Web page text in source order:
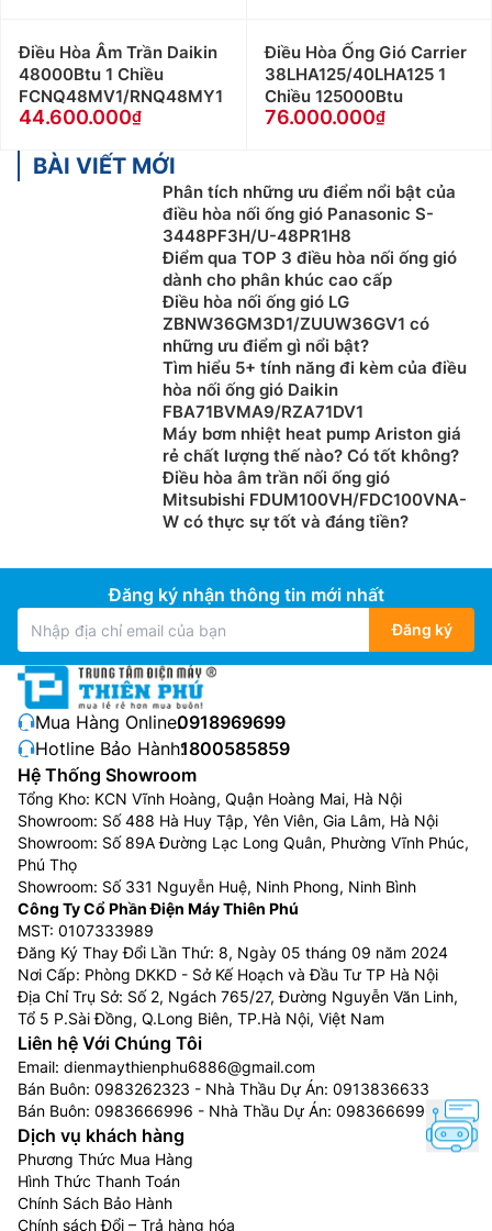
Điều Hòa Âm Trần Daikin
48000Btu 1 Chiều
FCNQ48MV1/RNQ48MY1
44.600.000
Điều Hòa Ống Gió Carrier
38LHA125/40LHA125 1
Chiều 125000Btu
76.000.000
BÀI VIẾT MỚI
Phân tích những ưu điểm nổi bật của
điều hòa nối ống gió Panasonic S-
3448PF3H/U-48PR1H8
Điểm qua TOP 3 điều hòa nối ống gió
dành cho phân khúc cao cấp
Điều hòa nối ống gió LG
ZBNW36GM3D1/ZUUW36GV1 có
những ưu điểm gì nổi bật?
Tìm hiểu 5+ tính năng đi kèm của điều
hòa nối ống gió Daikin
FBA71BVMA9/RZA71DV1
Máy bơm nhiệt heat pump Ariston giá
rẻ chất lượng thế nào? Có tốt không?
Điều hòa âm trần nối ống gió
Mitsubishi FDUM100VH/FDC100VNA-
W có thực sự tốt và đáng tiền?
Đăng ký nhận thông tin mới nhất
Đăng ký
Mua Hàng Online:0918969699
Hotline Bảo Hành:1800585859
Hệ Thống Showroom
Tổng Kho: KCN Vĩnh Hoàng, Quận Hoàng Mai, Hà Nội
Showroom: Số 488 Hà Huy Tập, Yên Viên, Gia Lâm, Hà Nội
Showroom: Số 89A Đường Lạc Long Quân, Phường Vĩnh Phúc,
Phú Thọ
Showroom: Số 331 Nguyễn Huệ, Ninh Phong, Ninh Bình
Công Ty Cổ Phần Điện Máy Thiên Phú
MST: 0107333989
Đăng Ký Thay Đổi Lần Thứ: 8, Ngày 05 tháng 09 năm 2024
Nơi Cấp: Phòng DKKD - Sở Kế Hoạch và Đầu Tư TP Hà Nội
Địa Chỉ Trụ Sở: Số 2, Ngách 765/27, Đường Nguyễn Văn Linh,
Tổ 5 P.Sài Đồng, Q.Long Biên, TP.Hà Nội, Việt Nam
Liên hệ Với Chúng Tôi
Email: dienmaythienphu6886@gmail.com
Bán Buôn: 0983262323 - Nhà Thầu Dự Án: 0913836633
Bán Buôn: 0983666996 - Nhà Thầu Dự Án: 0983666996
Dịch vụ khách hàng
Phương Thức Mua Hàng
Hình Thức Thanh Toán
Chính Sách Bảo Hành
Chính sách Đổi – Trả hàng hóa